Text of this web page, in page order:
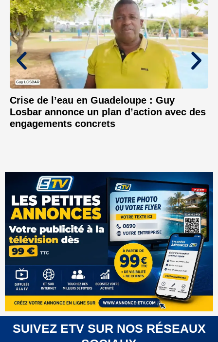
Crise de l’eau en Guadeloupe : Guy
Losbar annonce un plan d’action avec des
engagements concrets
SUIVEZ ETV SUR NOS RÉSEAUX